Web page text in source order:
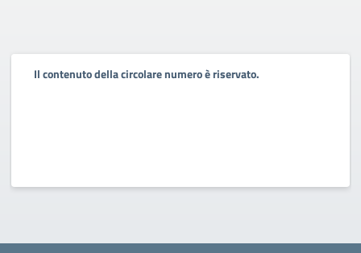
Il contenuto della circolare numero è riservato.